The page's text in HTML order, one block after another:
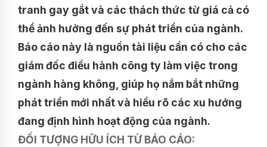
tranh gay gắt và các thách thức từ giá cả có
thể ảnh hưởng đến sự phát triển của ngành.
Báo cáo này là nguồn tài liệu cần có cho các
giám đốc điều hành công ty làm việc trong
ngành hàng không, giúp họ nắm bắt những
phát triển mới nhất và hiểu rõ các xu hướng
đang định hình hoạt động của ngành.
ĐỐI TƯỢNG HỮU ÍCH TỪ BÁO CÁO: